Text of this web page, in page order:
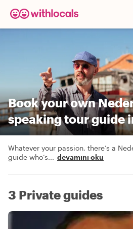
Book your own
speaking tour guide
Whatever your passion, there’s a
guide who’s... devamını oku
3 Private guides